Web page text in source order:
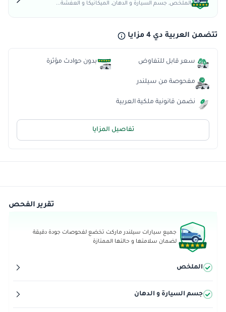
الملخص, جسم السيارة و الدهان, الميكانيكا و العفشة...
تتضمن العربية دي 4 مزايا
سعر قابل للتفاوض
مفحوصة من سيلندر
نضمن قانونية ملكية العربية
بدون حوادث مؤثرة
تفاصيل المزايا
تقرير الفحص
جميع سيارات سيلندر ماركت تخضع لفحوصات جودة دقيقة
لضمان سلامتها و حالتها الممتازة
الملخص
جسم السيارة و الدهان